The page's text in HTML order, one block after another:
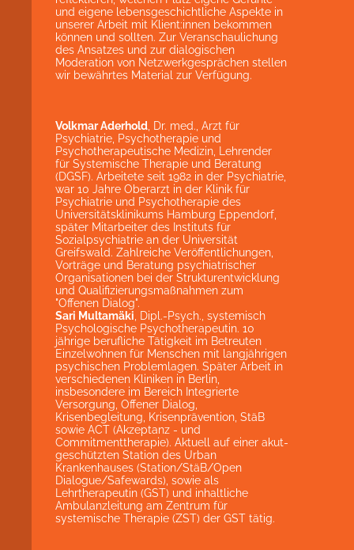
und eigene lebensgeschichtliche Aspekte in
unserer Arbeit mit Klient:innen bekommen
können und sollten. Zur Veranschaulichung
des Ansatzes und zur dialogischen
Moderation von Netzwerkgesprächen stellen
wir bewährtes Material zur Verfügung.
Volkmar Aderhold, Dr. med., Arzt für
Psychiatrie, Psychotherapie und
Psychotherapeutische Medizin, Lehrender
für Systemische Therapie und Beratung
(DGSF). Arbeitete seit 1982 in der Psychiatrie,
war 10 Jahre Oberarzt in der Klinik für
Psychiatrie und Psychotherapie des
Universitätsklinikums Hamburg Eppendorf,
später Mitarbeiter des Instituts für
Sozialpsychiatrie an der Universität
Greifswald. Zahlreiche Veröffentlichungen,
Vorträge und Beratung psychiatrischer
Organisationen bei der Strukturentwicklung
und Qualifizierungsmaßnahmen zum
"Offenen Dialog".
Sari Multamäki, Dipl.-Psych., systemisch
Psychologische Psychotherapeutin. 10
jährige berufliche Tätigkeit im Betreuten
Einzelwohnen für Menschen mit langjährigen
psychischen Problemlagen. Später Arbeit in
verschiedenen Kliniken in Berlin,
insbesondere im Bereich Integrierte
Versorgung, Offener Dialog,
Krisenbegleitung, Krisenprävention, StäB
sowie ACT (Akzeptanz - und
Commitmenttherapie). Aktuell auf einer akut-
geschützten Station des Urban
Krankenhauses (Station/StäB/Open
Dialogue/Safewards), sowie als
Lehrtherapeutin (GST) und inhaltliche
Ambulanzleitung am Zentrum für
systemische Therapie (ZST) der GST tätig.